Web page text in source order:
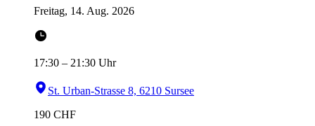
Freitag, 14. Aug. 2026
17:30 – 21:30 Uhr
St. Urban-Strasse 8, 6210 Sursee
190 CHF